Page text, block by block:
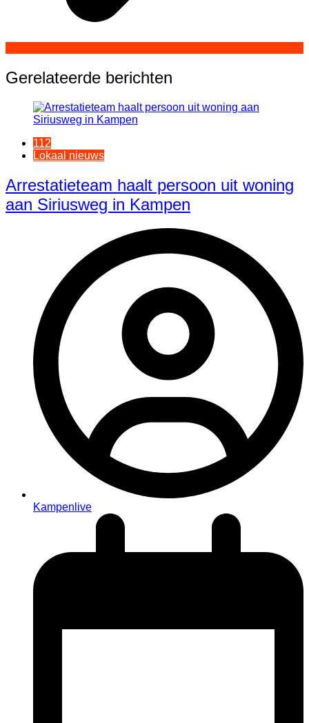
Gerelateerde berichten
112
Lokaal nieuws
Arrestatieteam haalt persoon uit woning
aan Siriusweg in Kampen
Kampenlive